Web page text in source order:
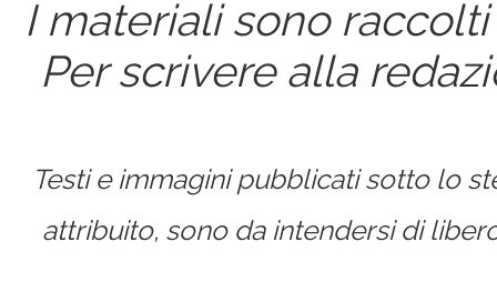
I materiali sono
Per scrivere alla
Testi e immagini pubblicati sotto lo
attribuito, sono da intendersi di